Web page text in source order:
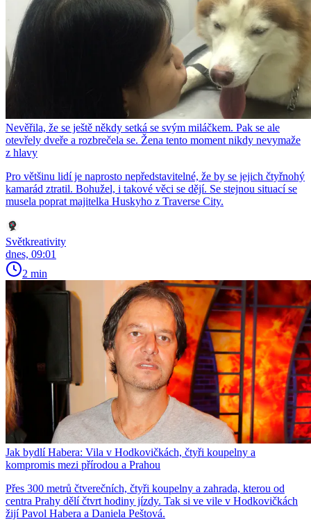
Nevěřila, že se ještě někdy setká se svým miláčkem. Pak se ale
otevřely dveře a rozbrečela se. Žena tento moment nikdy nevymaže
z hlavy
Pro většinu lidí je naprosto nepředstavitelné, že by se jejich čtyřnohý
kamarád ztratil. Bohužel, i takové věci se dějí. Se stejnou situací se
musela poprat majitelka Huskyho z Traverse City.
Světkreativity
dnes, 09:01
2 min
Jak bydlí Habera: Vila v Hodkovičkách, čtyři koupelny a
kompromis mezi přírodou a Prahou
Přes 300 metrů čtverečních, čtyři koupelny a zahrada, kterou od
centra Prahy dělí čtvrt hodiny jízdy. Tak si ve vile v Hodkovičkách
žijí Pavol Habera a Daniela Peštová.